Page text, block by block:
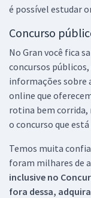
é possível estudar
Concurso
No Gran você fica
concursos
informações sobre
online que
rotina bem corrida,
o concurso que
Temos muita
foram milhares de
inclusive no
fora dessa,